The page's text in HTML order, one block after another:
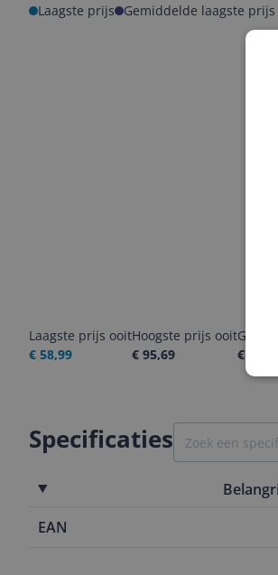
Laagste prijs Gemiddelde laagste prijs
Laagste prijs ooit
€ 58,99
Hoogste prijs ooit
€ 95,69
€ 58,99
Specificaties
EAN